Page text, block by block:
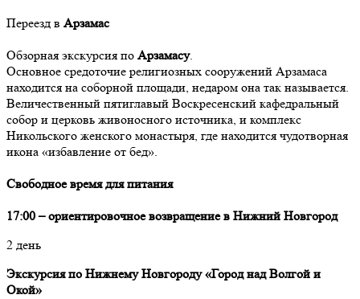
Переезд в Арзамас
Обзорная экскурсия по Арзамасу.
Основное средоточие религиозных сооружений Арзамаса
находится на соборной площади, недаром она так называется.
Величественный пятиглавый Воскресенский кафедральный
собор и церковь живоносного источника, и комплекс
Никольского женского монастыря, где находится чудотворная
икона «избавление от бед».
Свободное время для питания
17:00 – ориентировочное возвращение в Нижний Новгород
2 день
Экскурсия по Нижнему Новгороду «Город над Волгой и
Окой»